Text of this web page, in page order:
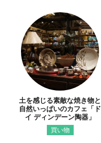
土を感じる素敵な焼き物と
自然いっぱいのカフェ「ド
イ ディンデーン陶器」
買い物